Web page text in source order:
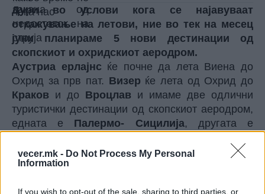
vecer.mk - Do Not Process My Personal
Information
If you wish to opt-out of the sale, sharing to third parties, or
Дури во услови кога се најавуваат
откажување на летови, ние во тек на месец
јуни планираме 5 нови дестинации од
скопскиот и охридскиот аеродром.
Аустриа ерлајнс ќе почне да лета Виена до
Охрид за прв пат. Визер ќе лета од Охрид до
Краков и до Вроцлав и имаме две одлични
туристички дестинации од скопскиот аеродром,
едната е Палермо- Сицилија, другата е
© Vecer.mk, правата за текстот се на редакцијата
15- ГОДИШНИК ВОЗЕЛ КАМИОН